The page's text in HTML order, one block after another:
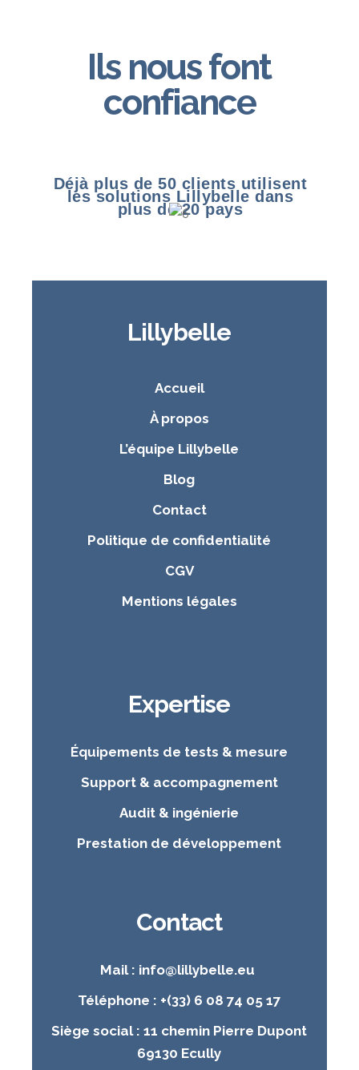
Ils nous font
confiance
Déjà plus de 50 clients utilisent
les solutions Lillybelle dans
plus de 20 pays
Lillybelle
Accueil
À propos
L’équipe Lillybelle
Blog
Contact
Politique de confidentialité
CGV
Mentions légales
Expertise
Équipements de tests & mesure
Support & accompagnement
Audit & ingénierie
Prestation de développement
Contact
Mail : info@lillybelle.eu
Téléphone : +(33) 6 08 74 05 17
Siège social : 11 chemin Pierre Dupont
69130 Ecully